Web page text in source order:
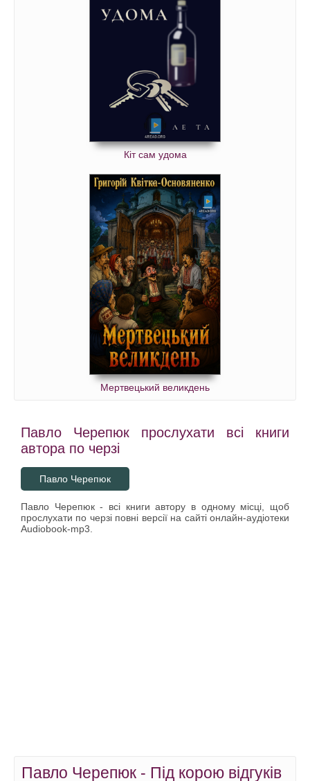
Кіт сам удома
Мертвецький великдень
Павло Черепюк прослухати всі книги
автора по черзі
Павло Черепюк
Павло Черепюк - всі книги автору в одному місці, щоб
прослухати по черзі повні версії на сайті онлайн-аудіотеки
Audiobook-mp3.
Павло Черепюк - Під корою відгуків